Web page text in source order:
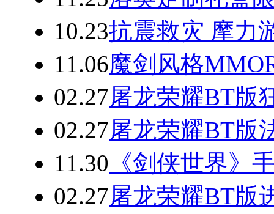
10.23抗震救灾 摩力
11.06魔剑风格
02.27屠龙荣耀BT版
02.27屠龙荣耀BT版
11.30 《剑侠世界》
02.27屠龙荣耀BT版